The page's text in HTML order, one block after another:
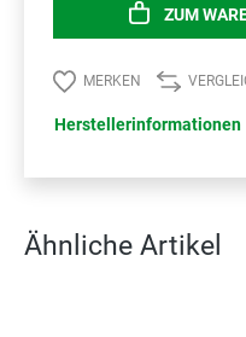
ZUM
MERKEN
Herstellerinformationen
Ähnliche Artikel